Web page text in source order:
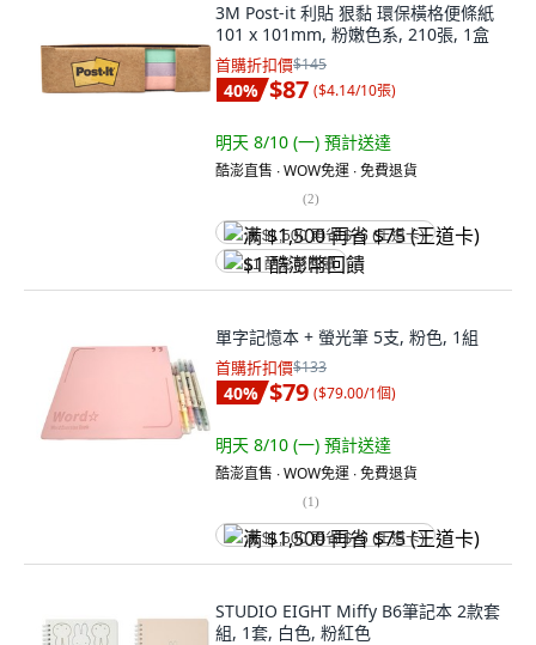
3M Post-it 利貼 狠黏 環保橫格便條紙
101 x 101mm, 粉嫩色系, 210張, 1盒
首購折扣價$145
40% $87 ($4.14/10張)
明天 8/10 (一) 預計送達
酷澎直售 ∙ WOW免運 ∙ 免費退貨
(2)
满 $1,500 再省 $75 (王道卡)
$1 酷澎幣回饋
單字記憶本 + 螢光筆 5支, 粉色, 1組
首購折扣價$133
40% $79 ($79.00/1個)
明天 8/10 (一) 預計送達
酷澎直售 ∙ WOW免運 ∙ 免費退貨
(1)
满 $1,500 再省 $75 (王道卡)
STUDIO EIGHT Miffy B6筆記本 2款套
組, 1套, 白色, 粉紅色